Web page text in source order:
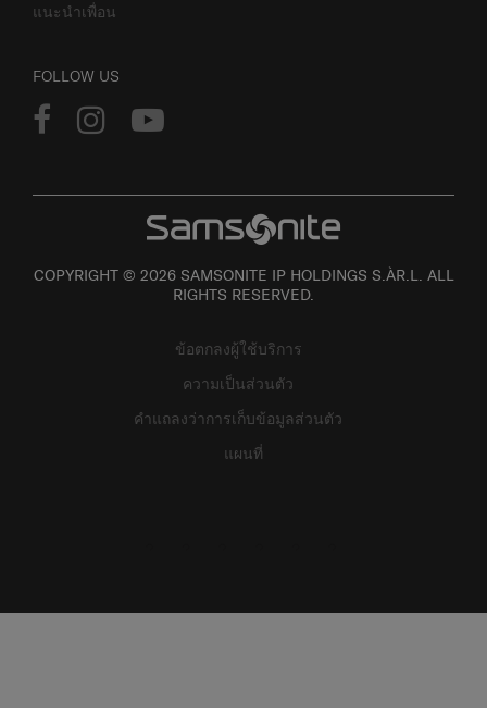
แนะนำเพื่อน
FOLLOW US
COPYRIGHT © 2026 SAMSONITE IP HOLDINGS S.ÀR.L. ALL
RIGHTS RESERVED.
ข้อตกลงผู้ใช้บริการ
ความเป็นส่วนตัว
คำแถลงว่าการเก็บข้อมูลส่วนตัว
แผนที่